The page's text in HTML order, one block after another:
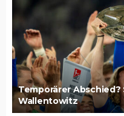
Temporärer
Wallentowitz